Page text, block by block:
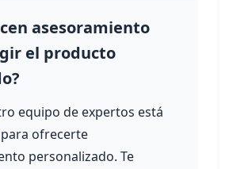
asesoramiento
el producto
equipo de expertos está
ofrecerte
personalizado. Te